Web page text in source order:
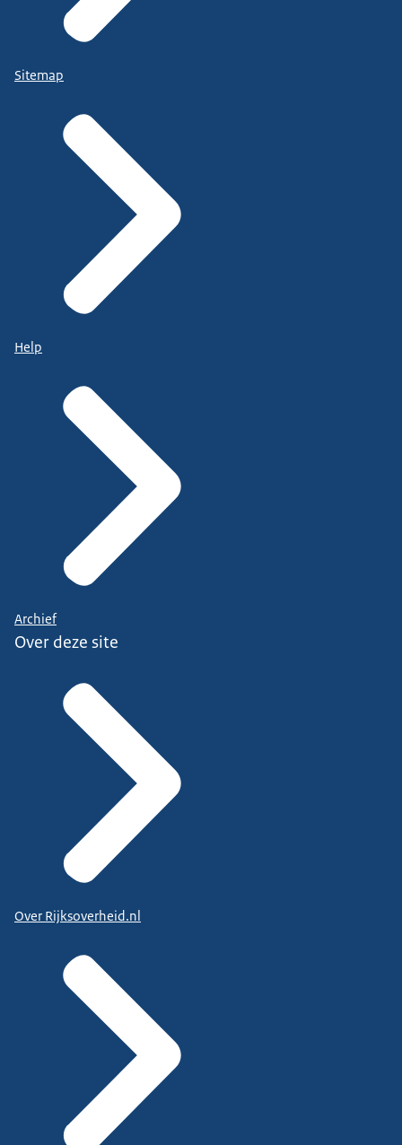
Sitemap
Help
Archief
Over deze site
Over Rijksoverheid.nl